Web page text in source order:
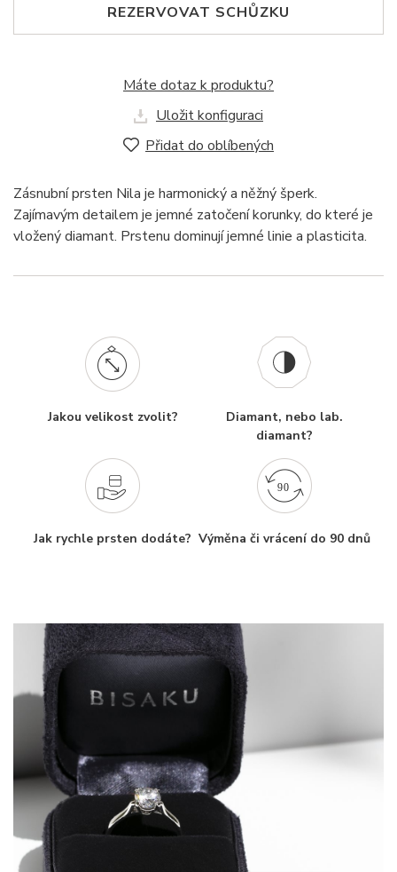
REZERVOVAT SCHŮZKU
Máte dotaz k produktu?
Uložit konfiguraci
Přidat do oblíbených
Zásnubní prsten Nila je harmonický a něžný šperk.
Zajímavým detailem je jemné zatočení korunky, do které je
vložený diamant. Prstenu dominují jemné linie a plasticita.
Jakou velikost zvolit?
Diamant, nebo lab.
diamant?
Jak rychle prsten dodáte? Výměna či vrácení do 90 dnů